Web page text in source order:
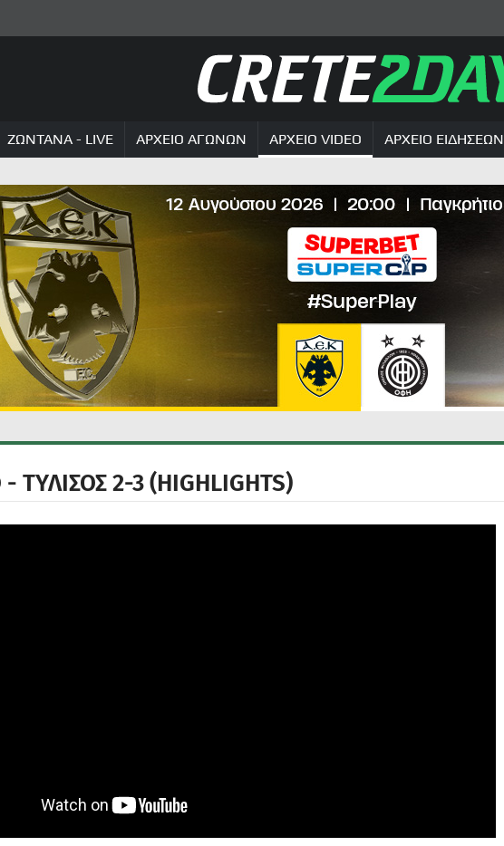
ΖΩΝΤΑΝΑ - LIVE ΑΡΧΕΙΟ ΑΓΩΝΩΝ ΑΡΧΕΙΟ VIDEO ΑΡΧΕΙΟ ΕΙΔΗΣΕΩΝ
ΤΥΛΙΣΟΣ 2-3 (HIGHLIGHTS)